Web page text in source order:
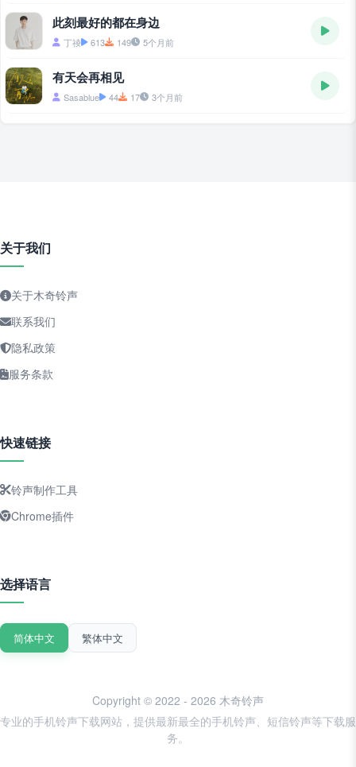
此刻最好的都在身边
丁祾 613 149 5个月前
有天会再相见
Sasablue 44 17 3个月前
关于我们
关于木奇铃声
联系我们
隐私政策
服务条款
快速链接
铃声制作工具
Chrome插件
选择语言
简体中文 繁体中文
Copyright © 2022 - 2026 木奇铃声
专业的手机铃声下载网站，提供最新最全的手机铃声、短信铃声等下载服
务。